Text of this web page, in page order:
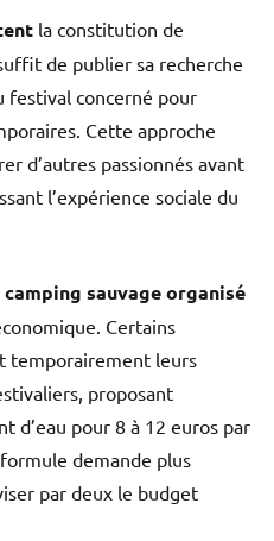
la constitution de
de publier sa recherche
festival concerné pour
Cette approche
d’autres passionnés avant
l’expérience sociale du
camping sauvage organisé
Certains
temporairement leurs
proposant
d’eau pour 8 à 12 euros par
demande plus
par deux le budget